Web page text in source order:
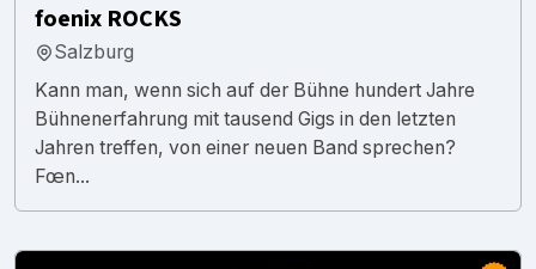
foenix ROCKS
Salzburg
Kann man, wenn sich auf der Bühne hundert Jahre
Bühnenerfahrung mit tausend Gigs in den letzten
Jahren treffen, von einer neuen Band sprechen?
Fœn...